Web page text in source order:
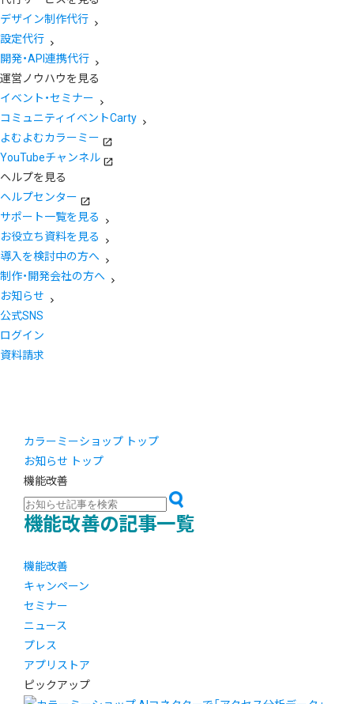
デザイン制作代行
設定代行
開発・API連携代行
運営ノウハウを見る
イベント・セミナー
コミュニティイベントCarty
よむよむカラーミー
YouTubeチャンネル
ヘルプを見る
ヘルプセンター
サポート一覧を見る
お役立ち資料を見る
導入を検討中の方へ
制作・開発会社の方へ
お知らせ
公式SNS
ログイン
資料請求
カラーミーショップ トップ
お知らせ トップ
機能改善
機能改善の記事一覧
機能改善
キャンペーン
セミナー
ニュース
プレス
アプリストア
ピックアップ